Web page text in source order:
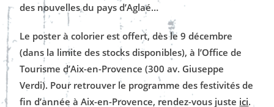
des nouvelles du pays d’Aglaé…
Le poster à colorier est offert, dès le 9 décembre
(dans la limite des stocks disponibles), à l’Office de
Tourisme d’Aix-en-Provence (300 av. Giuseppe
Verdi). Pour retrouver le programme des festivités de
fin d’année à Aix-en-Provence, rendez-vous juste ici.